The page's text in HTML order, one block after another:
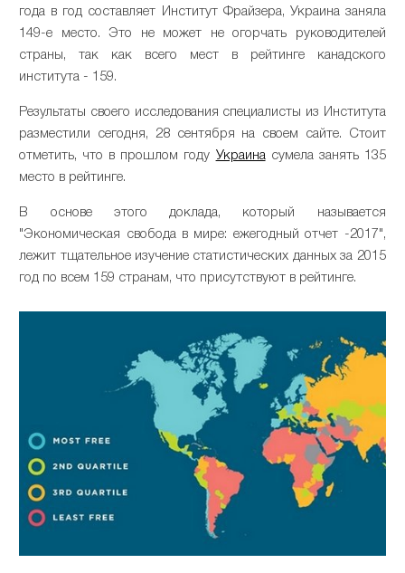
года в год составляет Институт Фрайзера, Украина заняла
149-е место. Это не может не огорчать руководителей
страны, так как всего мест в рейтинге канадского
института - 159.
Результаты своего исследования специалисты из Института
разместили сегодня, 28 сентября на своем сайте. Стоит
отметить, что в прошлом году Украинасумела занять 135
место в рейтинге.
В основе этого доклада, который называется
"Экономическая свобода в мире: ежегодный отчет -2017",
лежит тщательное изучение статистических данных за 2015
год по всем 159 странам, что присутствуют в рейтинге.